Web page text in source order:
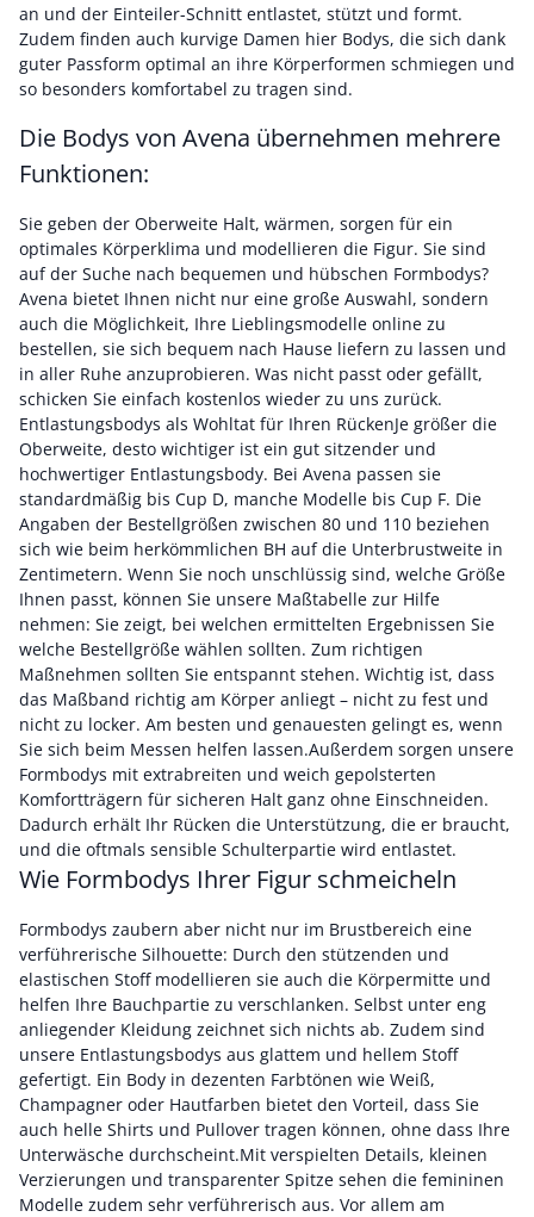
an und der Einteiler-Schnitt entlastet, stützt und formt.
Zudem finden auch kurvige Damen hier Bodys, die sich dank
guter Passform optimal an ihre Körperformen schmiegen und
so besonders komfortabel zu tragen sind.
Die Bodys von Avena übernehmen mehrere
Funktionen:
Sie geben der Oberweite Halt, wärmen, sorgen für ein
optimales Körperklima und modellieren die Figur. Sie sind
auf der Suche nach bequemen und hübschen Formbodys?
Avena bietet Ihnen nicht nur eine große Auswahl, sondern
auch die Möglichkeit, Ihre Lieblingsmodelle online zu
bestellen, sie sich bequem nach Hause liefern zu lassen und
in aller Ruhe anzuprobieren. Was nicht passt oder gefällt,
schicken Sie einfach kostenlos wieder zu uns zurück.
Entlastungsbodys als Wohltat für Ihren RückenJe größer die
Oberweite, desto wichtiger ist ein gut sitzender und
hochwertiger Entlastungsbody. Bei Avena passen sie
standardmäßig bis Cup D, manche Modelle bis Cup F. Die
Angaben der Bestellgrößen zwischen 80 und 110 beziehen
sich wie beim herkömmlichen BH auf die Unterbrustweite in
Zentimetern. Wenn Sie noch unschlüssig sind, welche Größe
Ihnen passt, können Sie unsere Maßtabelle zur Hilfe
nehmen: Sie zeigt, bei welchen ermittelten Ergebnissen Sie
welche Bestellgröße wählen sollten. Zum richtigen
Maßnehmen sollten Sie entspannt stehen. Wichtig ist, dass
das Maßband richtig am Körper anliegt – nicht zu fest und
nicht zu locker. Am besten und genauesten gelingt es, wenn
Sie sich beim Messen helfen lassen.Außerdem sorgen unsere
Formbodys mit extrabreiten und weich gepolsterten
Komfortträgern für sicheren Halt ganz ohne Einschneiden.
Dadurch erhält Ihr Rücken die Unterstützung, die er braucht,
und die oftmals sensible Schulterpartie wird entlastet.
Wie Formbodys Ihrer Figur schmeicheln
Formbodys zaubern aber nicht nur im Brustbereich eine
verführerische Silhouette: Durch den stützenden und
elastischen Stoff modellieren sie auch die Körpermitte und
helfen Ihre Bauchpartie zu verschlanken. Selbst unter eng
anliegender Kleidung zeichnet sich nichts ab. Zudem sind
unsere Entlastungsbodys aus glattem und hellem Stoff
gefertigt. Ein Body in dezenten Farbtönen wie Weiß,
Champagner oder Hautfarben bietet den Vorteil, dass Sie
auch helle Shirts und Pullover tragen können, ohne dass Ihre
Unterwäsche durchscheint.Mit verspielten Details, kleinen
Verzierungen und transparenter Spitze sehen die femininen
Modelle zudem sehr verführerisch aus. Vor allem am